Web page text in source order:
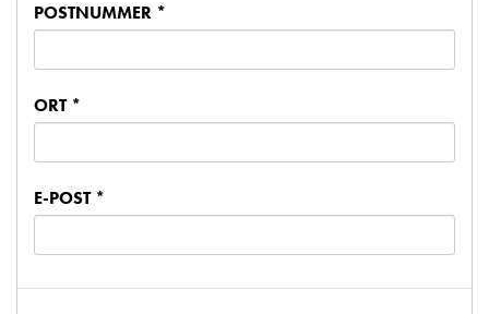
POSTNUMMER *
ORT *
E-POST *